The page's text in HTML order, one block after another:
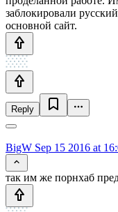
заблокировали
основной сайт.
Reply
BigW Sep 15 2016 at
так им же порнхаб